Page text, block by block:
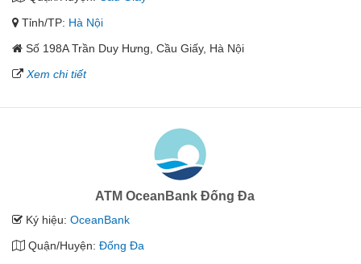
Tỉnh/TP: Hà Nội
Số 198A Trần Duy Hưng, Cầu Giấy, Hà Nội
Xem chi tiết
ATM OceanBank Đống Đa
Ký hiệu: OceanBank
Quận/Huyện: Đống Đa